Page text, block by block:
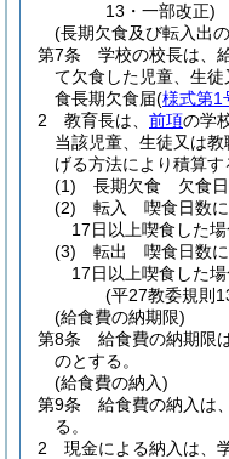
13・一部改正)
(長期欠食及び転入出
第7条
学校の校長は、
て欠食した児童、生
食長期欠食届(様式第1
2
教育長は、 前項の学
当該児童、生徒又は教
げる方法により積算す
(1)
長期欠食 欠食日
(2)
転入 喫食日数に
17日以上喫食した
(3)
転出 喫食日数に
17日以上喫食した
(平27教委規則
(給食費の納期限)
第8条
給食費の納期限
のとする。
(給食費の納入)
第9条
給食費の納入は
る。
2
現金による納入は、